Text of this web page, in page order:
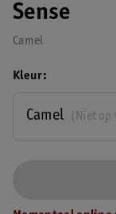
Sense
Camel
Kleur
(Niet op
Camel